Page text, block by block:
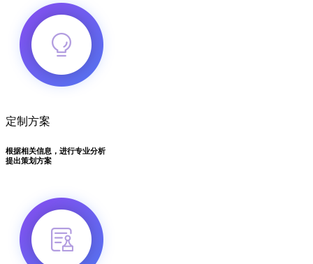
定制方案
根据相关信息，进行专业分析
提出策划方案